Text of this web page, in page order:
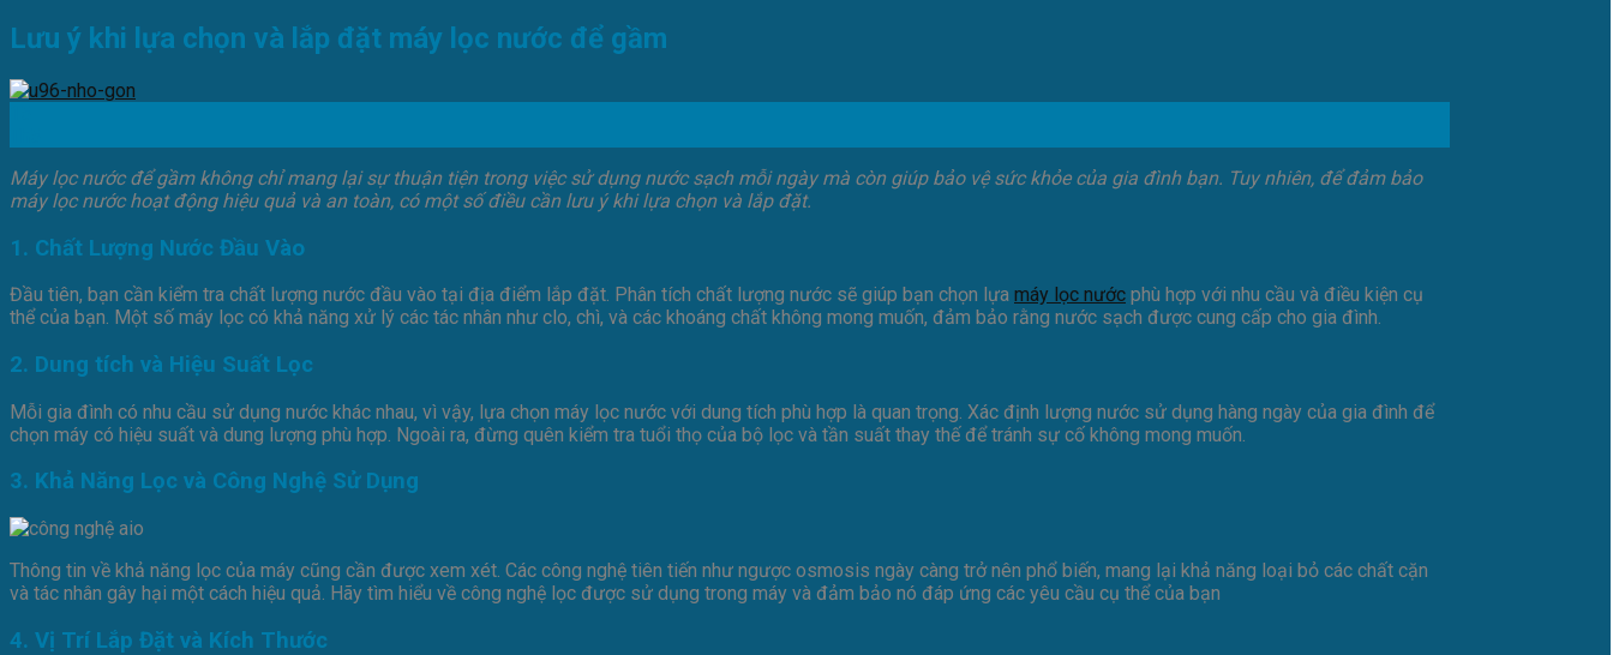
Lưu ý khi lựa chọn và lắp đặt máy lọc nước để gầm
Máy lọc nước để gầm không chỉ mang lại sự thuận tiện trong việc sử dụng nước sạch mỗi ngày mà còn giúp bảo vệ sức khỏe của gia đình bạn. Tuy nhiên, để đảm bảo
máy lọc nước hoạt động hiệu quả và an toàn, có một số điều cần lưu ý khi lựa chọn và lắp đặt.
1. Chất Lượng Nước Đầu Vào
Đầu tiên, bạn cần kiểm tra chất lượng nước đầu vào tại địa điểm lắp đặt. Phân tích chất lượng nước sẽ giúp bạn chọn lựa máy lọc nước phù hợp với nhu cầu và điều kiện cụ
thể của bạn. Một số máy lọc có khả năng xử lý các tác nhân như clo, chì, và các khoáng chất không mong muốn, đảm bảo rằng nước sạch được cung cấp cho gia đình.
2. Dung tích và Hiệu Suất Lọc
Mỗi gia đình có nhu cầu sử dụng nước khác nhau, vì vậy, lựa chọn máy lọc nước với dung tích phù hợp là quan trọng. Xác định lượng nước sử dụng hàng ngày của gia đình để
chọn máy có hiệu suất và dung lượng phù hợp. Ngoài ra, đừng quên kiểm tra tuổi thọ của bộ lọc và tần suất thay thế để tránh sự cố không mong muốn.
3. Khả Năng Lọc và Công Nghệ Sử Dụng
Thông tin về khả năng lọc của máy cũng cần được xem xét. Các công nghệ tiên tiến như ngược osmosis ngày càng trở nên phổ biến, mang lại khả năng loại bỏ các chất cặn
và tác nhân gây hại một cách hiệu quả. Hãy tìm hiểu về công nghệ lọc được sử dụng trong máy và đảm bảo nó đáp ứng các yêu cầu cụ thể của bạn
4. Vị Trí Lắp Đặt và Kích Thước